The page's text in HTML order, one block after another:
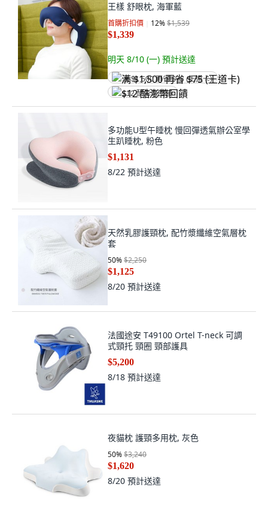
王樣 舒眼枕, 海軍藍
首購折扣價 12%$1,539
$1,339
明天 8/10 (一) 預計送達
满 $1,500 再省 $75 (王道卡)
$12 酷澎幣回饋
多功能U型午睡枕 慢回彈透氣辦公室學
生趴睡枕, 粉色
$1,131
8/22 預計送達
天然乳膠護頸枕, 配竹漿纖維空氣層枕
套
50%$2,250
$1,125
8/20 預計送達
法國途安 T49100 Ortel T-neck 可調
式頸托 頸圈 頸部護具
$5,200
8/18 預計送達
夜貓枕 護頸多用枕, 灰色
50%$3,240
$1,620
8/20 預計送達